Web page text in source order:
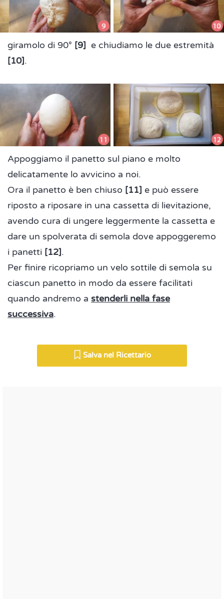
giramolo di 90° [9] e chiudiamo le due estremità
[10].
Appoggiamo il panetto sul piano e molto
delicatamente lo avvicino a noi.
Ora il panetto è ben chiuso [11] e può essere
riposto a riposare in una cassetta di lievitazione,
avendo cura di ungere leggermente la cassetta e
dare un spolverata di semola dove appoggeremo
i panetti [12].
Per finire ricopriamo un velo sottile di semola su
ciascun panetto in modo da essere facilitati
quando andremo a stenderli nella fase
successiva.
Salva nel Ricettario